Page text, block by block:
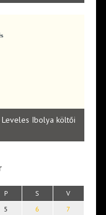
Leveles Ibolya költői
P S V
5 6
7